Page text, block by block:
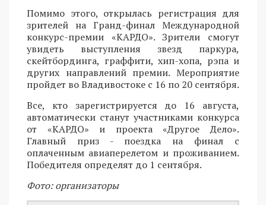
Помимо этого, открылась регистрация для
зрителей на Гранд-финал Международной
конкурс-премии «КАРДО». Зрители смогут
увидеть выступления звезд паркура,
скейтбординга, граффити, хип-хопа, рэпа и
других направлений премии. Мероприятие
пройдет во Владивостоке с 16 по 20 сентября.
Все, кто зарегистрируется до 16 августа,
автоматически станут участниками конкурса
от «КАРДО» и проекта «Другое Дело».
Главный приз - поездка на финал с
оплаченным авиаперелетом и проживанием.
Победителя определят до 1 сентября.
Фото: организаторы